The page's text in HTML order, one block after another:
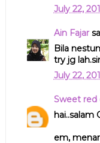
July 22,
Ain Fajar
Bila
try jg
July 22,
Sweet red
hai..salam
em,